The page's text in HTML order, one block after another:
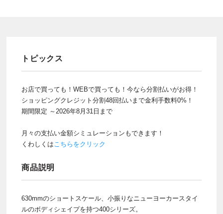
トピックス
お店で買っても！WEBで買っても！今なら分割払いがお得！
ショッピングクレジット分割48回払いまで金利手数料0%！
期間限定 ～2026年8月31日まで
月々の支払い金額シミュレーションもできます！
くわしくはこちらをクリック
商品説明
630mmのショートスケール、小振りなニューヨーカースタイ
ルのボディシェイプを持つ400シリーズ。